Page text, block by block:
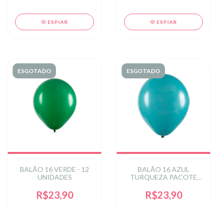
ESPIAR ESPIAR
ESGOTADO
BALÃO 16 VERDE - 12
UNIDADES
R$23,90
ESGOTADO
BALÃO 16 AZUL
TURQUEZA PACOTE
LATEX
R$23,90